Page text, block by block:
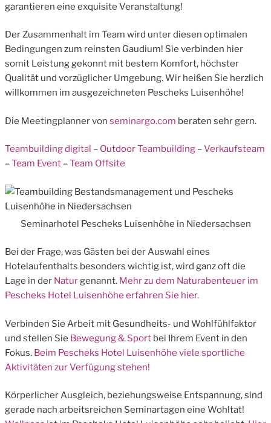
garantieren eine exquisite Veranstaltung!
Der Zusammenhalt im Team wird unter diesen optimalen
Bedingungen zum reinsten Gaudium! Sie verbinden hier
somit Leistung gekonnt mit bestem Komfort, höchster
Qualität und vorzüglicher Umgebung. Wir heißen Sie herzlich
willkommen im ausgezeichneten Pescheks Luisenhöhe!
Die Meetingplanner von seminargo.com beraten sehr gern.
Teambuilding digital – Outdoor Teambuilding –Verkaufsteam
–Team Event –Team Offsite
Seminarhotel Pescheks Luisenhöhe in Niedersachsen
Bei der Frage, was Gästen bei der Auswahl eines
Hotelaufenthalts besonders wichtig ist, wird ganz oft die
Lage in der Naturgenannt. Mehr zu dem Naturabenteuer im
Pescheks Hotel Luisenhöhe erfahren Sie hier.
Verbinden Sie Arbeit mit Gesundheits- und Wohlfühlfaktor
und stellen Sie Bewegung & Sport bei Ihrem Event in den
Fokus. Beim Pescheks Hotel Luisenhöhe viele sportliche
Aktivitäten zur Verfügung stehen!
Körperlicher Ausgleich, beziehungsweise Entspannung, sind
gerade nach arbeitsreichen Seminartagen eine Wohltat!